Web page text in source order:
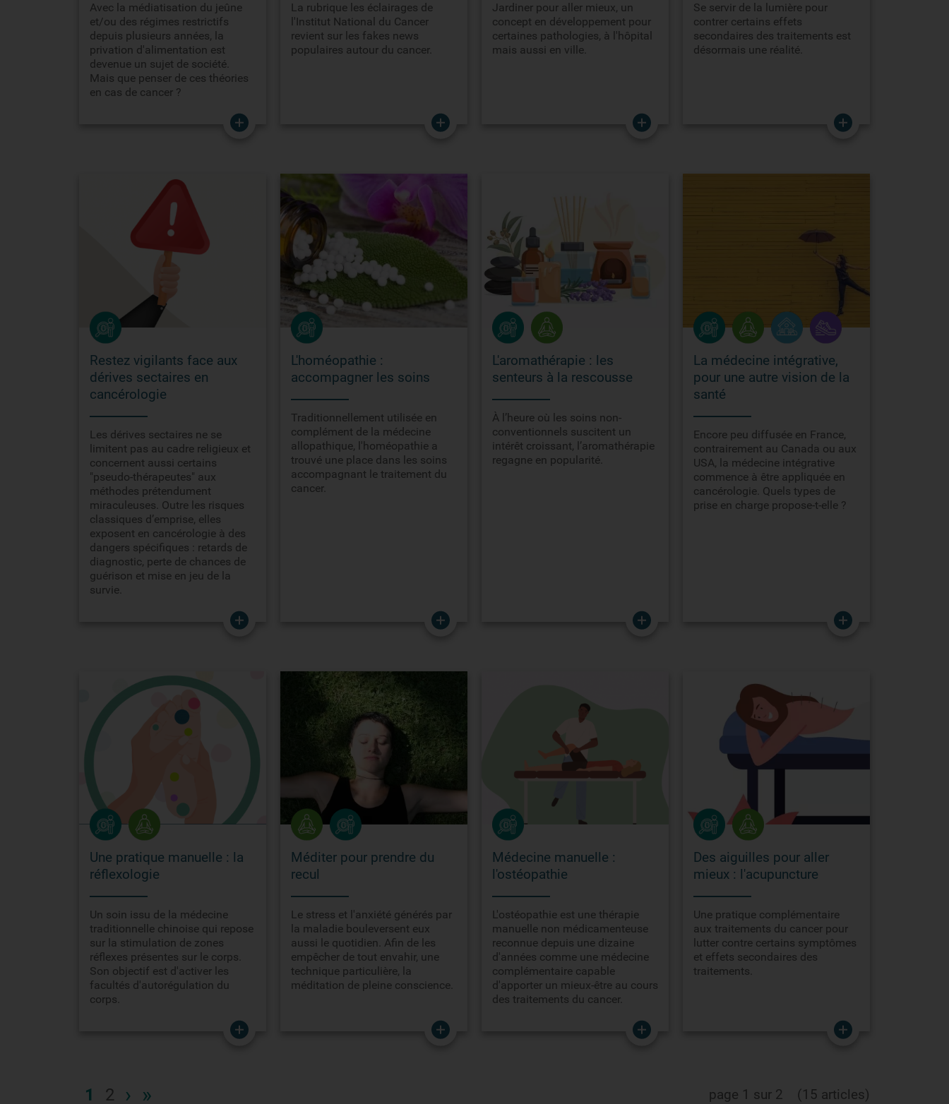
Avec la médiatisation du jeûne
et/ou des régimes restrictifs
depuis plusieurs années, la
privation d'alimentation est
devenue un sujet de société.
Mais que penser de ces théories
en cas de cancer ?
La rubrique les éclairages de
l'Institut National du Cancer
revient sur les fakes news
populaires autour du cancer.
Jardiner pour aller mieux, un
concept en développement pour
certaines pathologies, à l'hôpital
mais aussi en ville.
Se servir de la lumière pour
contrer certains effets
secondaires des traitements est
désormais une réalité.
Restez vigilants face aux
dérives sectaires en
cancérologie
Les dérives sectaires ne se
limitent pas au cadre religieux et
concernent aussi certains
"pseudo-thérapeutes" aux
méthodes prétendument
miraculeuses. Outre les risques
classiques d’emprise, elles
exposent en cancérologie à des
dangers spécifiques : retards de
diagnostic, perte de chances de
guérison et mise en jeu de la
survie.
L'homéopathie :
accompagner les soins
Traditionnellement utilisée en
complément de la médecine
allopathique, l'homéopathie a
trouvé une place dans les soins
accompagnant le traitement du
cancer.
L'aromathérapie : les
senteurs à la rescousse
À l’heure où les soins non-
conventionnels suscitent un
intérêt croissant, l’aromathérapie
regagne en popularité.
La médecine intégrative,
pour une autre vision de la
santé
Encore peu diffusée en France,
contrairement au Canada ou aux
USA, la médecine intégrative
commence à être appliquée en
cancérologie. Quels types de
prise en charge propose-t-elle ?
Une pratique manuelle : la
réflexologie
Un soin issu de la médecine
traditionnelle chinoise qui repose
sur la stimulation de zones
réflexes présentes sur le corps.
Son objectif est d'activer les
facultés d'autorégulation du
corps.
Méditer pour prendre du
recul
Le stress et l'anxiété générés par
la maladie bouleversent eux
aussi le quotidien. Afin de les
empêcher de tout envahir, une
technique particulière, la
méditation de pleine conscience.
Médecine manuelle :
l'ostéopathie
L'ostéopathie est une thérapie
manuelle non médicamenteuse
reconnue depuis une dizaine
d'années comme une médecine
complémentaire capable
d'apporter un mieux-être au cours
des traitements du cancer.
Des aiguilles pour aller
mieux : l'acupuncture
Une pratique complémentaire
aux traitements du cancer pour
lutter contre certains symptômes
et effets secondaires des
traitements.
1 2 › » page 1 sur 2 (15 articles)